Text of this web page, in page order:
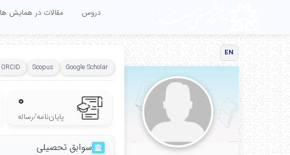
دروس مقالات در همایش ها
EN
Google Scholar
Scopus
ORCID
۰
پایان‌نامه‌/رساله
سوابق تحصیلی